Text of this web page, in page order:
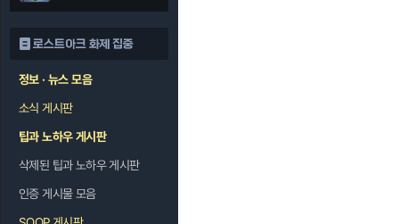
로스트아크 화제 집중
정보 · 뉴스 모음
소식 게시판
팁과 노하우 게시판
삭제된 팁과 노하우 게시판
인증 게시물 모음